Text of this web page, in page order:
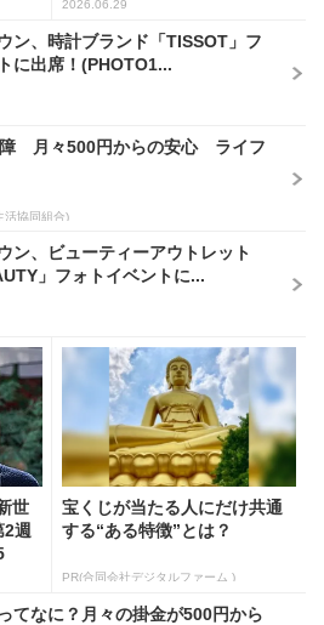
2026.06.29
ン、時計ブランド「TISSOT」フ
に出席！(PHOTO1...
月々500円からの安心 ライフ
活協同組合)
ン、ビューティーアウトレット
」フォトイベントに...
世
2週
宝くじが当たる人にだけ共通
する“ある特徴”とは？
PR(合同会社デジタルファーム )
てなに？月々の掛金が500円から